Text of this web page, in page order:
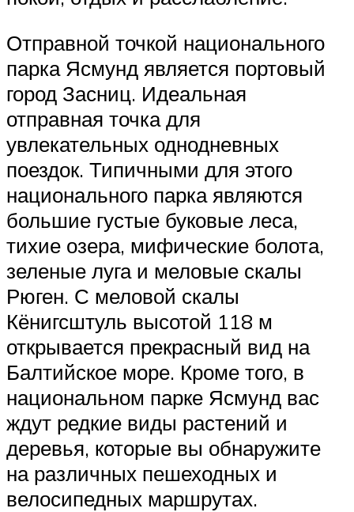
Отправной точкой национального
парка Ясмунд является портовый
город Засниц. Идеальная
отправная точка для
увлекательных однодневных
поездок. Типичными для этого
национального парка являются
большие густые буковые леса,
тихие озера, мифические болота,
зеленые луга и меловые скалы
Рюген. С меловой скалы
Кёнигсштуль высотой 118 м
открывается прекрасный вид на
Балтийское море. Кроме того, в
национальном парке Ясмунд вас
ждут редкие виды растений и
деревья, которые вы обнаружите
на различных пешеходных и
велосипедных маршрутах.